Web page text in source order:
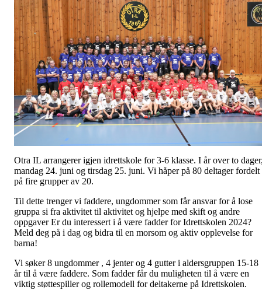
Otra IL arrangerer igjen idrettskole for 3-6 klasse. I år over to
mandag 24. juni og tirsdag 25. juni. Vi håper på 80 deltager fordelt
på fire grupper av 20.
Til dette trenger vi faddere, ungdommer som får ansvar for å lose
gruppa si fra aktivitet til aktivitet og hjelpe med skift og andre
oppgaver Er du interessert i å være fadder for Idrettskolen 2024?
Meld deg på i dag og bidra til en morsom og aktiv opplevelse for
barna!
Vi søker 8 ungdommer , 4 jenter og 4 gutter i aldersgruppen 15-18
år til å være faddere. Som fadder får du muligheten til å være en
viktig støttespiller og rollemodell for deltakerne på Idrettskolen.